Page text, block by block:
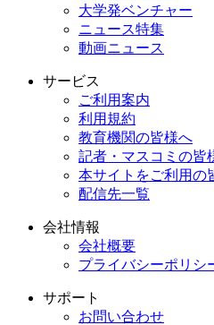
大学発ベンチャー
ニュース特集
動画ニュース
サービス
ご利用案内
利用規約
教育機関の皆様へ
記者・マスコミの皆
本サイトをご利用の
配信先一覧
会社情報
会社概要
プライバシーポリシ
サポート
お問い合わせ